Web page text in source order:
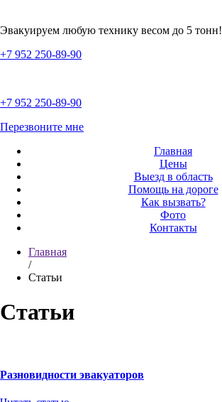
Эвакуируем любую технику весом до 5 тонн!
+7 952 250-89-90
+7 952 250-89-90
Перезвоните мне
Главная
Цены
Выезд в область
Помощь на дороге
Как вызвать?
Фото
Контакты
Главная
/
Статьи
Статьи
Разновидности эвакуаторов